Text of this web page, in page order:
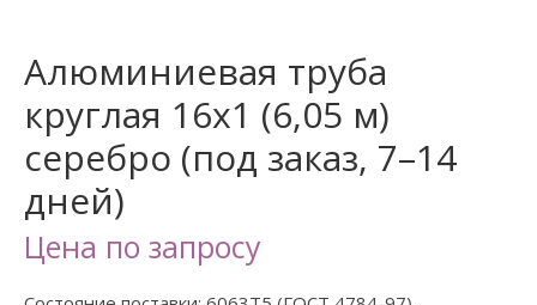
Алюминиевая труба
круглая 16х1 (6,05 м)
серебро (под заказ, 7–14
дней)
Цена по запросу